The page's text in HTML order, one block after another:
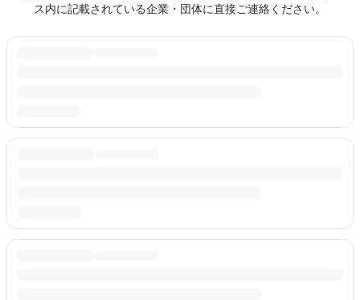
ス内に記載されている企業・団体に直接ご連絡ください。